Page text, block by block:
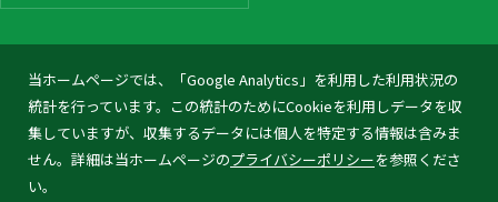
当ホームページでは、「Google Analytics」を利用した利用状況の
統計を行っています。この統計のためにCookieを利用しデータを収
集していますが、収集するデータには個人を特定する情報は含みま
せん。詳細は当ホームページのプライバシーポリシーを参照くださ
い。